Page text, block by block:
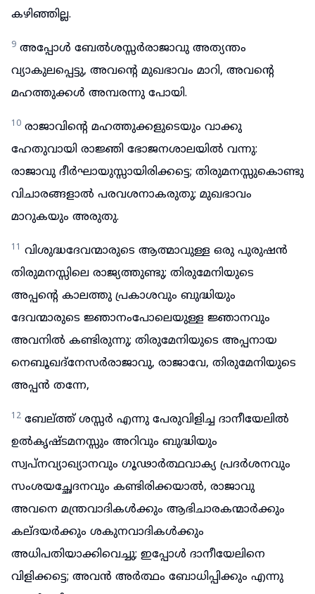
കഴിഞ്ഞില്ല.
9 അപ്പോൾ ബേൽശസ്സർരാജാവു അത്യന്തം
വ്യാകുലപ്പെട്ടു, അവന്റെ മുഖഭാവം മാറി, അവന്റെ
മഹത്തുക്കൾ അമ്പരന്നു പോയി.
10 രാജാവിന്റെ മഹത്തുക്കളുടെയും വാക്കു
ഹേതുവായി രാജ്ഞി ഭോജനശാലയിൽ വന്നു:
രാജാവു ദീർഘായുസ്സായിരിക്കട്ടെ; തിരുമനസ്സുകൊണ്ടു
വിചാരങ്ങളാൽ പരവശനാകരുതു; മുഖഭാവം
മാറുകയും അരുതു.
11 വിശുദ്ധദേവന്മാരുടെ ആത്മാവുള്ള ഒരു പുരുഷൻ
തിരുമനസ്സിലെ രാജ്യത്തുണ്ടു; തിരുമേനിയുടെ
അപ്പന്റെ കാലത്തു പ്രകാശവും ബുദ്ധിയും
ദേവന്മാരുടെ ജ്ഞാനംപോലെയുള്ള ജ്ഞാനവും
അവനിൽ കണ്ടിരുന്നു; തിരുമേനിയുടെ അപ്പനായ
നെബൂഖദ്നേസർരാജാവു, രാജാവേ, തിരുമേനിയുടെ
അപ്പൻ തന്നേ,
12 ബേല്ത്ത് ശസ്സർ എന്നു പേരുവിളിച്ച ദാനീയേലിൽ
ഉൽകൃഷ്ടമനസ്സും അറിവും ബുദ്ധിയും
സ്വപ്നവ്യാഖ്യാനവും ഗൂഢാർത്ഥവാക്യ പ്രദർശനവും
സംശയച്ഛേദനവും കണ്ടിരിക്കയാൽ, രാജാവു
അവനെ മന്ത്രവാദികൾക്കും ആഭിചാരകന്മാർക്കും
കല്ദയർക്കും ശകുനവാദികൾക്കും
അധിപതിയാക്കിവെച്ചു; ഇപ്പോൾ ദാനീയേലിനെ
വിളിക്കട്ടെ; അവൻ അർത്ഥം ബോധിപ്പിക്കും എന്നു